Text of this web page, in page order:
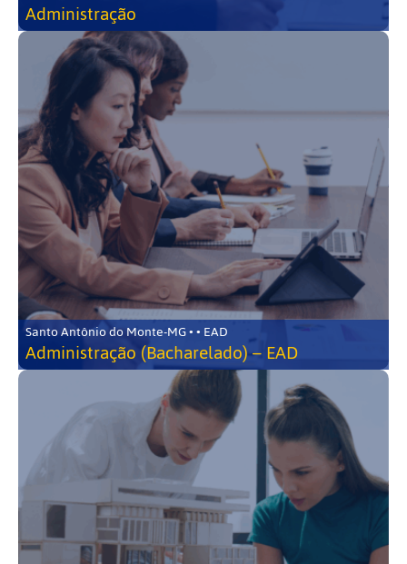
Administração
Santo Antônio do Monte-MG • • EAD
Administração (Bacharelado) – EAD